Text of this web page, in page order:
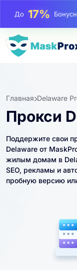
До25%Скидка
До81%
Главная Delaware
Прокси
Поддержите свои
Delaware от
жилым домам в
SEO, рекламы и
пробную версию